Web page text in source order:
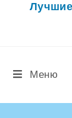
Перейти
Меню